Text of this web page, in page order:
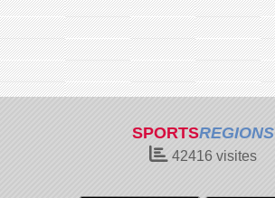
SPORTSREGIONS
42416visites